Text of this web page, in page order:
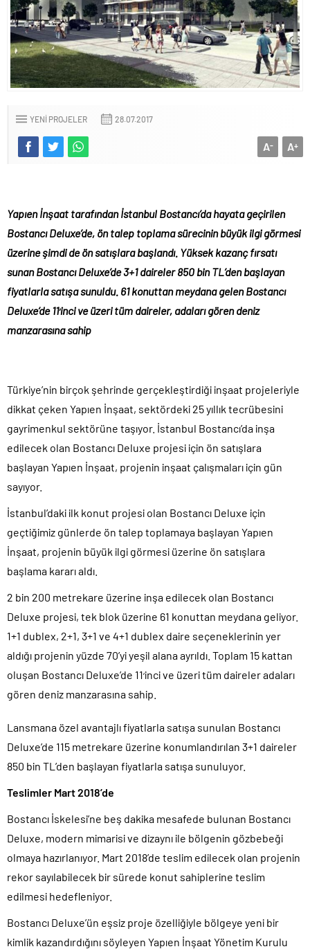
YENI PROJELER 28.07.2017
A+
A-
Yapıen İnşaat tarafından İstanbul Bostancı’da hayata geçirilen
Bostancı Deluxe’de, ön talep toplama sürecinin büyük ilgi görmesi
üzerine şimdi de ön satışlara başlandı. Yüksek kazanç fırsatı
sunan Bostancı Deluxe’de 3+1 daireler 850 bin TL’den başlayan
fiyatlarla satışa sunuldu. 61 konuttan meydana gelenBostancı
Deluxe’de 11‘inci ve üzeri tüm daireler, adaları gören deniz
manzarasına sahip
Türkiye’nin birçok şehrinde gerçekleştirdiği inşaat projeleriyle
dikkat çeken Yapıen İnşaat, sektördeki 25 yıllık tecrübesini
gayrimenkul sektörüne taşıyor. İstanbul Bostancı’da inşa
edilecek olan Bostancı Deluxe projesi için ön satışlara
başlayan Yapıen İnşaat, projenin inşaat çalışmaları için gün
sayıyor.
İstanbul’daki ilk konut projesi olan Bostancı Deluxe için
geçtiğimiz günlerde ön talep toplamaya başlayan Yapıen
İnşaat, projenin büyük ilgi görmesi üzerine ön satışlara
başlama kararı aldı.
2 bin 200 metrekare üzerine inşa edilecek olan Bostancı
Deluxe projesi, tek blok üzerine 61 konuttan meydana geliyor.
1+1 dublex, 2+1, 3+1 ve 4+1 dublex daire seçeneklerinin yer
aldığı projenin yüzde 70’yi yeşil alana ayrıldı. Toplam 15 kattan
oluşan Bostancı Deluxe’de 11‘inci ve üzeri tüm daireler adaları
gören deniz manzarasına sahip.
Lansmana özel avantajlı fiyatlarla satışa sunulan Bostancı
Deluxe’de 115 metrekare üzerine konumlandırılan 3+1 daireler
850 bin TL’den başlayan fiyatlarla satışa sunuluyor.
Teslimler Mart 2018’de
Bostancı İskelesi’ne beş dakika mesafede bulunan Bostancı
Deluxe, modern mimarisi ve dizaynı ile bölgenin gözbebeği
olmaya hazırlanıyor. Mart 2018’de teslim edilecek olan projenin
rekor sayılabilecek bir sürede konut sahiplerine teslim
edilmesi hedefleniyor.
Bostancı Deluxe’ün eşsiz proje özelliğiyle bölgeye yeni bir
kimlik kazandırdığını söyleyen Yapıen İnşaat Yönetim Kurulu